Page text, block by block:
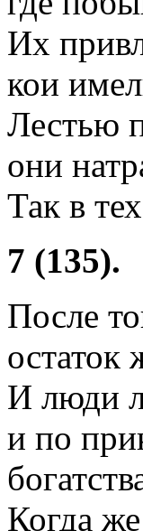
Их
кои
Лестью
они
Так в
7 (135).
После
И люди
и по
Когда